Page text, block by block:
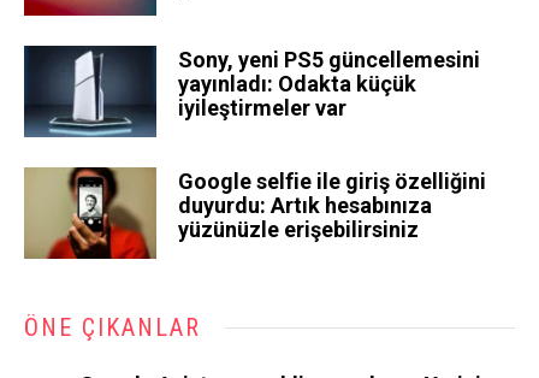
Sony, yeni PS5 güncellemesini
yayınladı: Odakta küçük
iyileştirmeler var
Google selfie ile giriş özelliğini
duyurdu: Artık hesabınıza
yüzünüzle erişebilirsiniz
ÖNE ÇIKANLAR